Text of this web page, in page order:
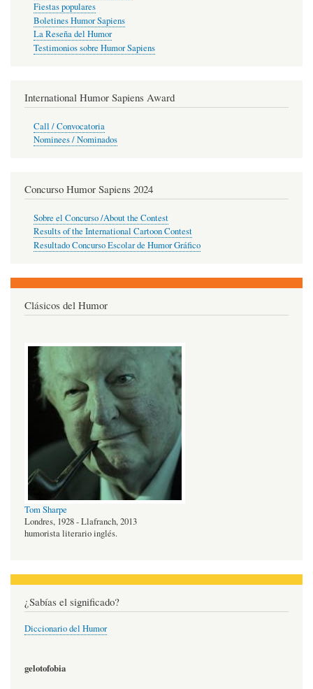
Fiestas populares
Boletines Humor Sapiens
La Reseña del Humor
Testimonios sobre Humor Sapiens
International Humor Sapiens Award
Call / Convocatoria
Nominees / Nominados
Concurso Humor Sapiens 2024
Sobre el Concurso /About the Contest
Results of the International Cartoon Contest
Resultado Concurso Escolar de Humor Gráfico
Clásicos del Humor
Tom Sharpe
Londres, 1928 - Llafranch, 2013
humorista literario inglés.
¿Sabías el significado?
Diccionario del Humor
gelotofobia